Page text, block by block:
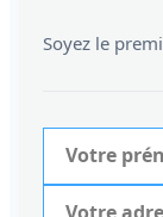
Soyez le